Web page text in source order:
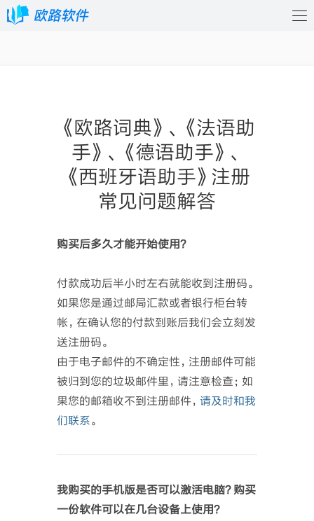
《欧路词典》、《法语助
手》、《德语助手》、
《西班牙语助手》注册
常见问题解答
购买后多久才能开始使用？
付款成功后半小时左右就能收到注册码。
如果您是通过邮局汇款或者银行柜台转
帐，在确认您的付款到账后我们会立刻发
送注册码。
由于电子邮件的不确定性，注册邮件可能
被归到您的垃圾邮件里，请注意检查；如
果您的邮箱收不到注册邮件， 请及时和我
们联系。
我购买的手机版是否可以激活电脑？购买
一份软件可以在几台设备上使用？